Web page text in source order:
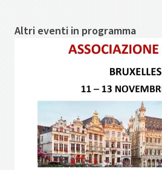
Altri eventi in programma